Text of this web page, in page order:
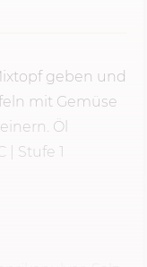
Mit zwei
geben und
mit Gemüse
Öl
| Stufe 1